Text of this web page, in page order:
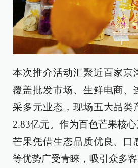
本次推介活动汇聚近百家京
覆盖批发市场、生鲜电商、
采多元业态，现场五大品类
2.83亿元。作为百色芒果核
芒果凭借生态品质优良、口
等优势广受青睐，吸引众多客